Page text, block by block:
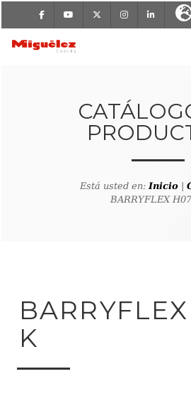
FacebookYoutube InstagramLinkedIn
MIGUÉLEZ CABLES
Está usted en:Inicio|
BARRYFLEX
al buscador
K